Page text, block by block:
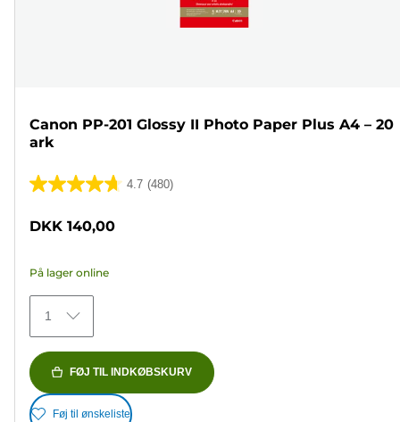
Canon PP-201 Glossy II Photo Paper Plus A4 – 20
ark
4.7 (480)
4.7
af
stjerner.
480
anmeldelser
DKK 140,00
På lager online
1
FØJ TIL INDKØBSKURV
Føj til ønskeliste